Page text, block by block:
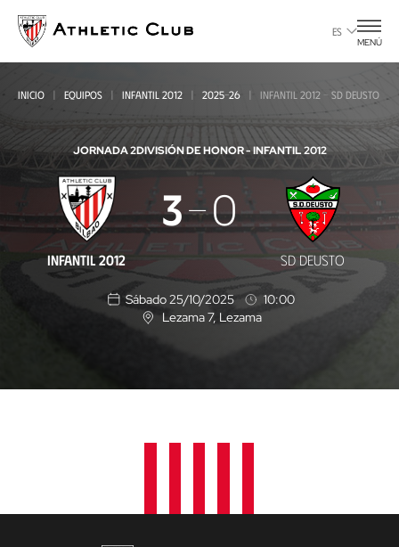
contenido
principal
ES
MENÚ
INICIO EQUIPOS INFANTIL 2012 2025-26 INFANTIL 2012 - SD DEUSTO
JORNADA 2DIVISIÓN DE HONOR - INFANTIL 2012
Infantil
2012
SD
INFANTIL 2012
3 0
SD DEUSTO
Sábado 25/10/2025
10:00
U
n
Lezama 7, Lezama